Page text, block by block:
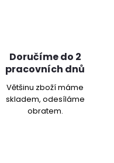
Doručíme do 2
pracovních dnů
Většinu zboží máme
skladem, odesíláme
obratem.